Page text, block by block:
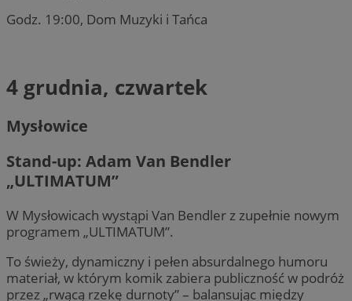
Godz. 19:00, Dom Muzyki i Tańca
4 grudnia, czwartek
Mysłowice
Stand-up: Adam Van Bendler
„ULTIMATUM”
W Mysłowicach wystąpi Van Bendler z zupełnie nowym
programem „ULTIMATUM”.
To świeży, dynamiczny i pełen absurdalnego humoru
materiał, w którym komik zabiera publiczność w podróż
przez „rwącą rzekę durnoty” – balansując między